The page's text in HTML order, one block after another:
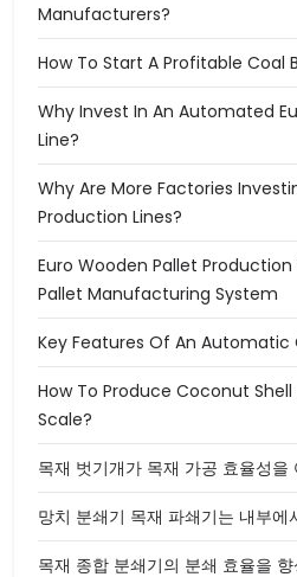
Manufacturers?
How To Start A Profitable Coal
Why Invest In An Automated
Line?
Why Are More Factories
Production Lines?
Euro Wooden Pallet Production
Pallet Manufacturing System
Key Features Of An
How To Produce Coconut
Scale?
목재 벗기개가 목재 가공 효율성을
망치 분쇄기 목재 파쇄기는 내부에
목재 종합 분쇄기의 분쇄 효율을